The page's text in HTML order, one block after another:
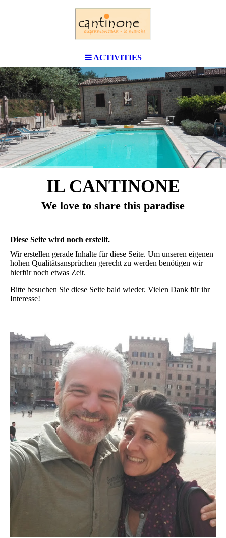
ACTIVITIES
IL CANTINONE
We love to share this paradise
Diese Seite wird noch erstellt.
Wir erstellen gerade Inhalte für diese Seite. Um unseren eigenen
hohen Qualitätsansprüchen gerecht zu werden benötigen wir
hierfür noch etwas Zeit.
Bitte besuchen Sie diese Seite bald wieder. Vielen Dank für ihr
Interesse!